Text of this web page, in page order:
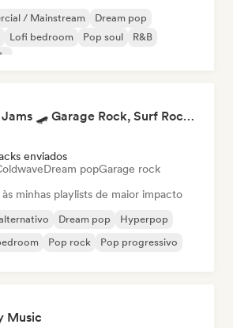
/ Mainstream
Dream pop
Lofi bedroom Pop soul
R&B
Skate Jams 🛹 Garage Rock, Surf Rock & Neo-Psych
enviados
Dream popGarage rock
minhas playlists de maior impacto
Dream pop
Hyperpop
Pop rock Pop progressivo
Music